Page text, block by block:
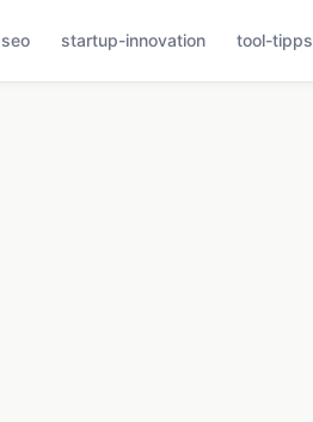
seo startup-innovation tool-tipps